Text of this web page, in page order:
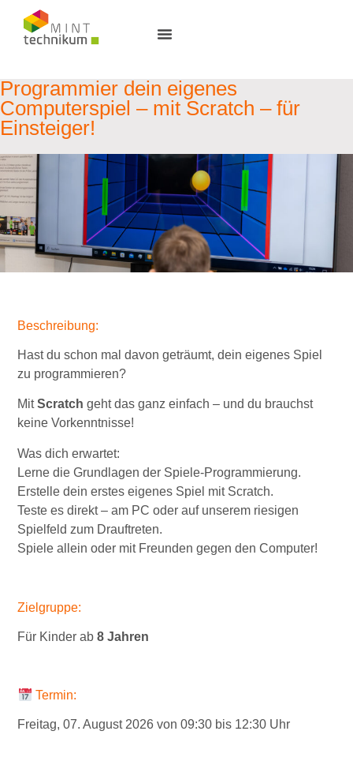
Programmier dein eigenes
Computerspiel – mit Scratch – für
Einsteiger!
Beschreibung:
Hast du schon mal davon geträumt, dein eigenes Spiel
zu programmieren?
MitScratch geht das ganz einfach – und du brauchst
keine Vorkenntnisse!
Was dich erwartet:
Lerne die Grundlagen der Spiele-Programmierung.
Erstelle dein erstes eigenes Spiel mit Scratch.
Teste es direkt – am PC oder auf unserem riesigen
Spielfeld zum Drauftreten.
Spiele allein oder mit Freunden gegen den Computer!
Zielgruppe:
Für Kinder ab8 Jahren
Termin:
Freitag, 07. August 2026von 09:30 bis 12:30 Uhr